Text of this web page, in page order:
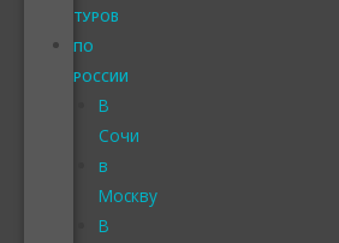
ТУРОВ
ПО
РОССИИ
В
Сочи
в
Москву
В